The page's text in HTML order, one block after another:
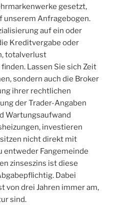
gesetzt,
unserem Anfragebogen.
auf ein oder
Kreditvergabe oder
totalverlust
Lassen Sie sich Zeit
sondern auch die Broker
ihrer rechtlichen
der Trader-Angaben
Wartungsaufwand
investieren
nicht direkt mit
entweder Fangemeinde
zinseszins ist diese
Dabei
von drei Jahren immer am,
sind.